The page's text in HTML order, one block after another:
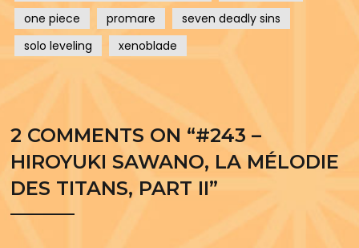
one piece
promare
seven deadly sins
solo leveling
xenoblade
2 COMMENTS ON “#243 –
HIROYUKI SAWANO, LA MÉLODIE
DES TITANS, PART II”